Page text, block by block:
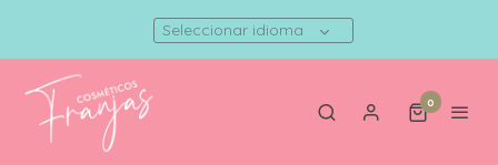
Seleccionar idioma
0